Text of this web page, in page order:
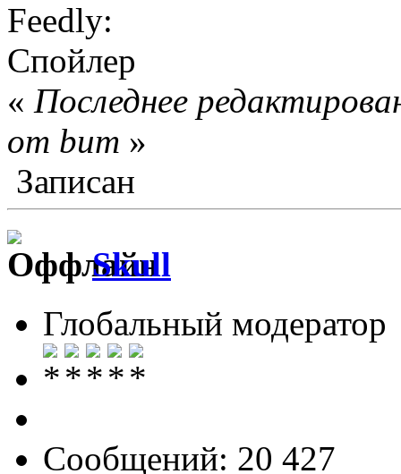
Feedly:
Спойлер
« Последнее
от bum »
Записан
Skull
Глобальный модератор
Сообщений: 20 427